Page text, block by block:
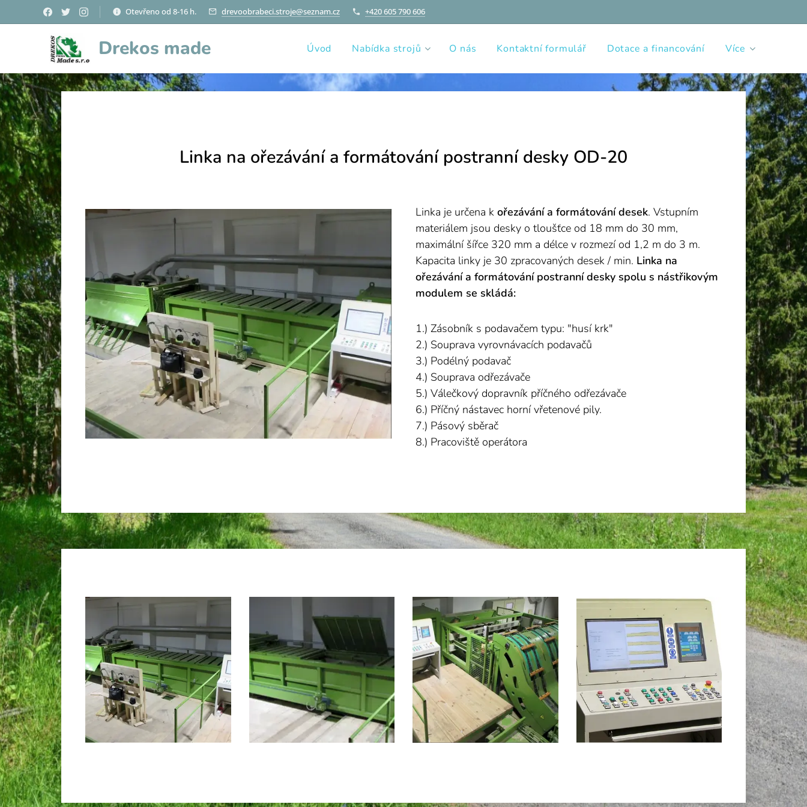
Otevřeno od 8-16 h. drevoobrabeci.stroje@seznam.cz +420 605 790 606
Drekos made Úvod Nabídka strojů O nás Kontaktní formulář Dotace a financování Více
Linka na ořezávání a formátování postranní desky OD-20
Linka je určena k ořezávání a formátování desek. Vstupním
materiálem jsou desky o tloušťce od 18 mm do 30 mm,
maximální šířce 320 mm a délce v rozmezí od 1,2 m do 3 m.
Kapacita linky je 30 zpracovaných desek / min. Linka na
ořezávání a formátování postranní desky spolu s nástřikovým
modulem se skládá:
1.) Zásobník s podavačem typu: "husí krk"
2.) Souprava vyrovnávacích podavačů
3.) Podélný podavač
4.) Souprava odřezávače
5.) Válečkový dopravník příčného odřezávače
6.) Příčný nástavec horní vřetenové pily.
7.) Pásový sběrač
8.) Pracoviště operátora